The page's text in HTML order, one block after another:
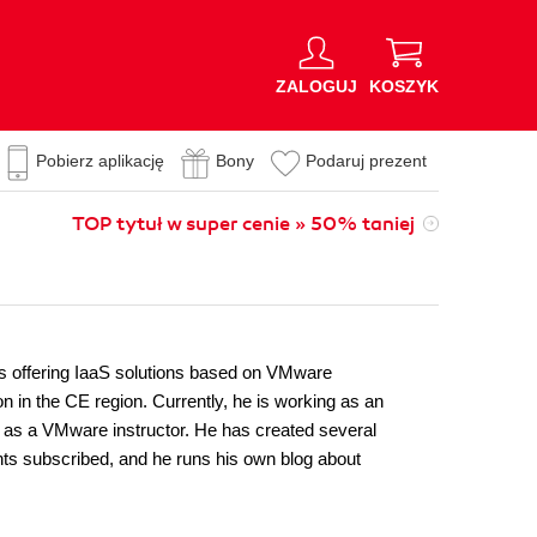
ZALOGUJ KOSZYK
Pobierz aplikację Bony Podaruj prezent
TOP tytuł w super cenie » 50% taniej
IaaS solutions based on VMware
in the CE region. Currently, he is working as an
a VMware instructor. He has created several
subscribed, and he runs his own blog about